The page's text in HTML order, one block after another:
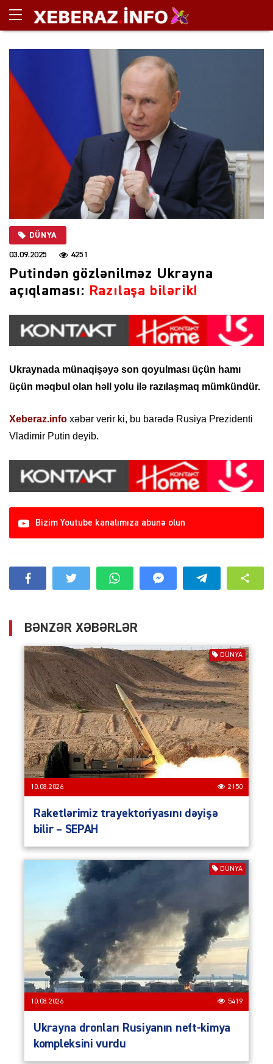
DÜNYA
03.09.2025 4251
Putindən gözlənilməz Ukrayna
açıqlaması: Razılaşa bilərik!
Ukraynada münaqişəyə son qoyulması üçün hamı
üçün məqbul olan həll yolu ilə razılaşmaq mümkündür.
Xeberaz.info xəbər verir ki, bu barədə Rusiya Prezidenti
Vladimir Putin deyib.
Bizim Youtube kanalımıza abunə olun
BƏNZƏR XƏBƏRLƏR
DÜNYA
10.08.2026 2150
Raketlərimiz trayektoriyasını dəyişə
bilir – SEPAH
DÜNYA
10.08.2026 5419
Ukrayna dronları Rusiyanın neft-kimya
kompleksini vurdu